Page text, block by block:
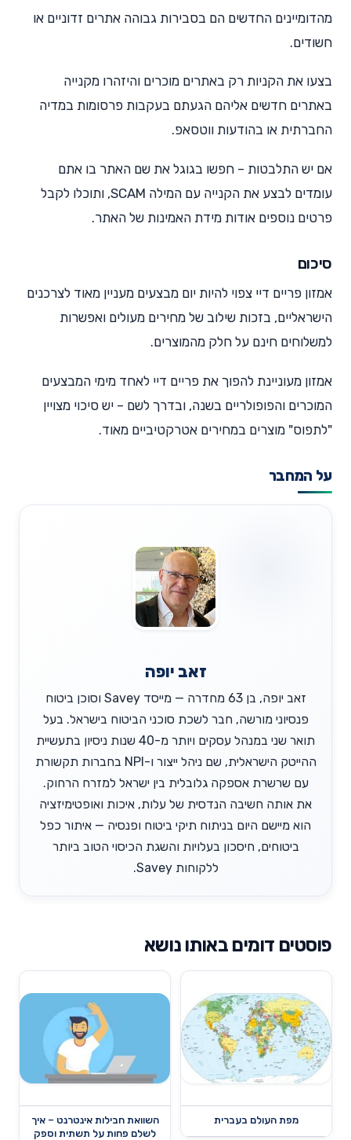
מהדומיינים החדשים הם בסבירות גבוהה אתרים זדוניים או
חשודים.
בצעו את הקניות רק באתרים מוכרים והיזהרו מקנייה
באתרים חדשים אליהם הגעתם בעקבות פרסומות במדיה
החברתית או בהודעות ווטסאפ.
אם יש התלבטות – חפשו בגוגל את שם האתר בו אתם
עומדים לבצע את הקנייה עם המילה SCAM, ותוכלו לקבל
פרטים נוספים אודות מידת האמינות של האתר.
סיכום
אמזון פריים דיי צפוי להיות יום מבצעים מעניין מאוד לצרכנים
הישראליים, בזכות שילוב של מחירים מעולים ואפשרות
למשלוחים חינם על חלק מהמוצרים.
אמזון מעוניינת להפוך את פריים דיי לאחד מימי המבצעים
המוכרים והפופולריים בשנה, ובדרך לשם – יש סיכוי מצויין
"לתפוס" מוצרים במחירים אטרקטיביים מאוד.
על המחבר
זאב יופה
זאב יופה, בן 63 מחדרה — מייסד Savey וסוכן ביטוח
פנסיוני מורשה, חבר לשכת סוכני הביטוח בישראל. בעל
תואר שני במנהל עסקים ויותר מ-40 שנות ניסיון בתעשיית
ההייטק הישראלית, שם ניהל ייצור ו-NPI בחברות תקשורת
עם שרשרת אספקה גלובלית בין ישראל למזרח הרחוק.
את אותה חשיבה הנדסית של עלות, איכות ואופטימיזציה
הוא מיישם היום בניתוח תיקי ביטוח ופנסיה — איתור כפל
ביטוחים, חיסכון בעלויות והשגת הכיסוי הטוב ביותר
ללקוחות Savey.
פוסטים דומים באותו נושא
מפת העולם בעברית
השוואת חבילות אינטרנט – איך
לשלם פחות על תשתית וספק